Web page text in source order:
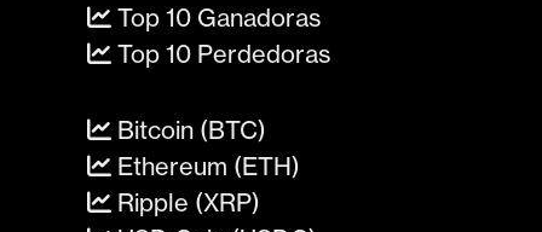
Top 10 Ganadoras
Top 10 Perdedoras
Bitcoin (BTC)
Ethereum (ETH)
Ripple (XRP)